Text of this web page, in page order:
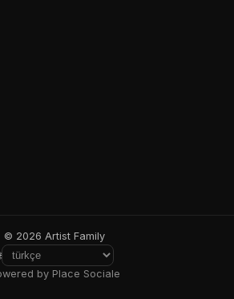
© 2026 Artist Family
by Place Sociale